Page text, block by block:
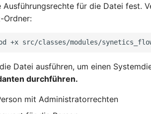
Ausführungsrechte für die Datei fest.
Ordner:
+x
Datei ausführen, um einen
durchführen.
mit Administratorrechten